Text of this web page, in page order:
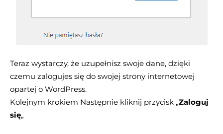
Teraz wystarczy, że uzupełnisz swoje dane, dzięki
czemu zalogujes się do swojej strony internetowej
opartej o WordPress.
Kolejnym krokiem Następnie kliknij przycisk „Zaloguj
się„